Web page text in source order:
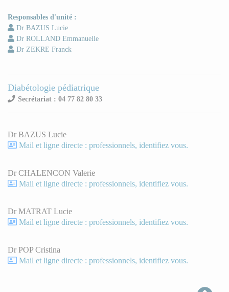
Responsables d'unité :
Dr BAZUS Lucie
Dr ROLLAND Emmanuelle
Dr ZEKRE Franck
Diabétologie pédiatrique
Secrétariat : 04 77 82 80 33
Dr BAZUS Lucie
Mail et ligne directe : professionnels, identifiez vous.
Dr CHALENCON Valerie
Mail et ligne directe : professionnels, identifiez vous.
Dr MATRAT Lucie
Mail et ligne directe : professionnels, identifiez vous.
Dr POP Cristina
Mail et ligne directe : professionnels, identifiez vous.